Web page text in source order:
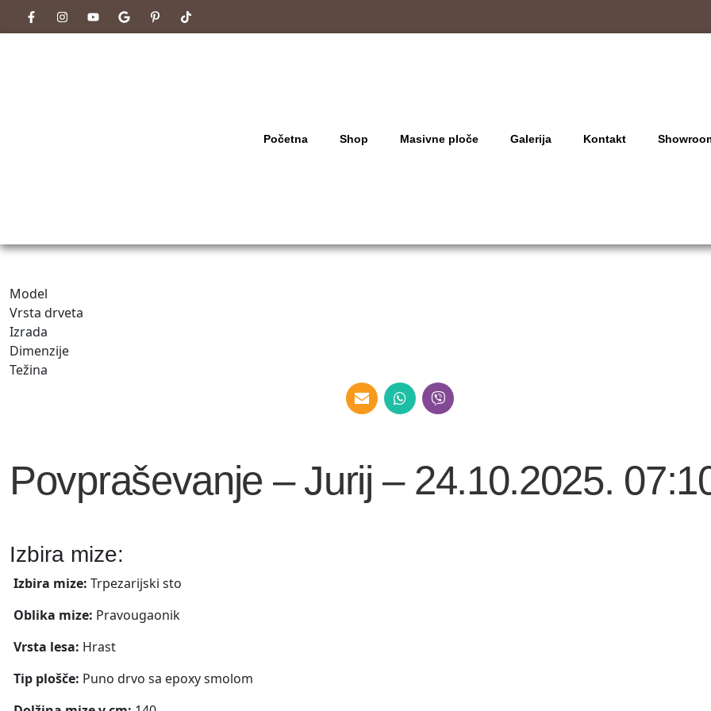
Početna Shop Masivne ploče Galerija Kontakt
Model
Vrsta drveta
Izrada
Dimenzije
Težina
Povpraševanje – Jurij – 24.10.2025.
Izbira mize:
Izbira mize: Trpezarijski sto
Oblika mize: Pravougaonik
Vrsta lesa: Hrast
Tip plošče: Puno drvo sa epoxy smolom